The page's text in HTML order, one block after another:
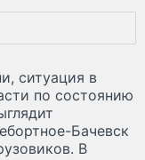
ситуация в
по состоянию
Бачевск
В